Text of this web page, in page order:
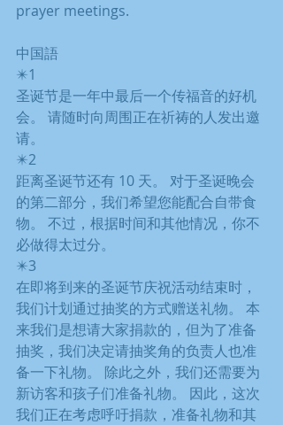
prayer meetings.
中国語
✴️1
圣诞节是一年中最后一个传福音的好机
会。 请随时向周围正在祈祷的人发出邀
请。
✴️2
距离圣诞节还有 10 天。 对于圣诞晚会
的第二部分，我们希望您能配合自带食
物。 不过，根据时间和其他情况，你不
必做得太过分。
✴️3
在即将到来的圣诞节庆祝活动结束时，
我们计划通过抽奖的方式赠送礼物。 本
来我们是想请大家捐款的，但为了准备
抽奖，我们决定请抽奖角的负责人也准
备一下礼物。 除此之外，我们还需要为
新访客和孩子们准备礼物。 因此，这次
我们正在考虑呼吁捐款，准备礼物和其